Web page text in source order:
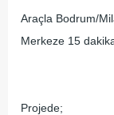
Araçla Bodrum/
Merkeze 15
Projede;